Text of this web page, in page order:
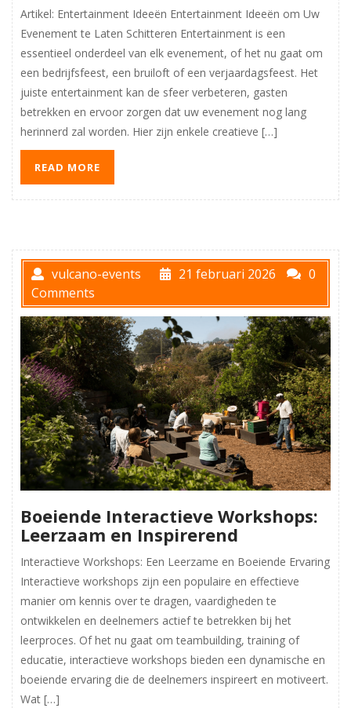
Artikel: Entertainment Ideeën Entertainment Ideeën om Uw
Evenement te Laten Schitteren Entertainment is een
essentieel onderdeel van elk evenement, of het nu gaat om
een bedrijfsfeest, een bruiloft of een verjaardagsfeest. Het
juiste entertainment kan de sfeer verbeteren, gasten
betrekken en ervoor zorgen dat uw evenement nog lang
herinnerd zal worden. Hier zijn enkele creatieve […]
READ MORE
vulcano-events 21 februari 2026
0
Comments
Boeiende Interactieve Workshops:
Leerzaam en Inspirerend
Interactieve Workshops: Een Leerzame en Boeiende Ervaring
Interactieve workshops zijn een populaire en effectieve
manier om kennis over te dragen, vaardigheden te
ontwikkelen en deelnemers actief te betrekken bij het
leerproces. Of het nu gaat om teambuilding, training of
educatie, interactieve workshops bieden een dynamische en
boeiende ervaring die de deelnemers inspireert en motiveert.
Wat […]